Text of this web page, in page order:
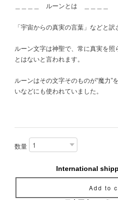
＿＿＿＿ ルーンとは ＿＿＿＿
「宇宙からの真実の言葉」などと訳
ルーン文字は神聖で、常に真実を照
とはないと言われます。
ルーンはその文字そのものが“魔力”
いなどにも使われていました。
数量
International
Add to